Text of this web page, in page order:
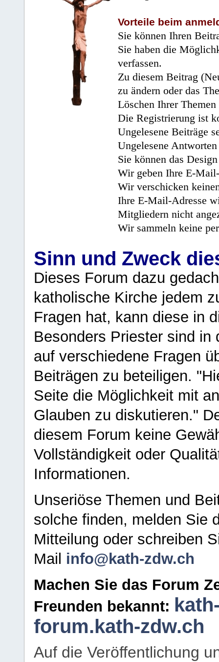
Vorteile beim
Sie können Ihren
Sie haben die
verfassen.
Zu diesem Beitrag
zu ändern oder das
Löschen Ihrer
Die Registrierung ist
Ungelesene Beiträge
Ungelesene
Sie können das
Wir geben Ihre E-
Wir verschicken
Ihre E-Mail-Adresse
Mitgliedern nicht
Wir sammeln keine
Sinn und Zweck
Dieses Forum dazu
katholische Kirche jedem
Fragen hat, kann diese in
Besonders Priester sind in
auf verschiedene Fragen
Beiträgen zu beteiligen.
Seite die Möglichkeit mit
Glauben zu diskutieren."
diesem Forum keine
Vollständigkeit oder
Informationen.
Unseriöse Themen und
solche finden, melden Sie
Mitteilung oder schreiben
Mail info@kath-zdw.ch
Machen Sie das Forum
Freunden bekannt:
forum.kath-zdw.ch
Auf die Veröffentlichung